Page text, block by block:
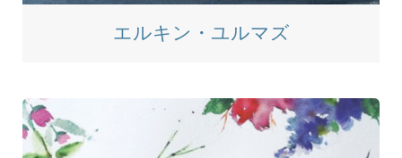
エルキン・ユルマズ